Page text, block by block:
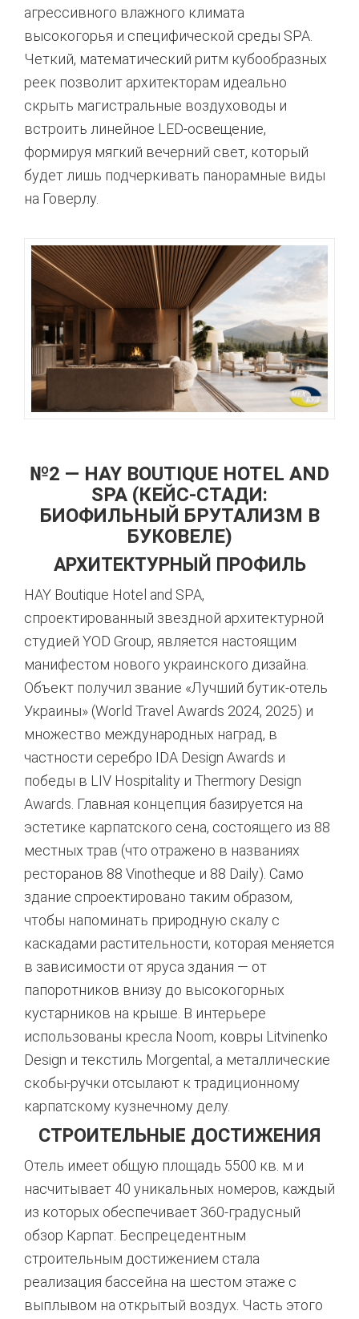
агрессивного влажного климата
высокогорья и специфической среды SPA.
Четкий, математический ритм кубообразных
реек позволит архитекторам идеально
скрыть магистральные воздуховоды и
встроить линейное LED-освещение,
формируя мягкий вечерний свет, который
будет лишь подчеркивать панорамные виды
на Говерлу.
№2 — HAY BOUTIQUE HOTEL AND
SPA (КЕЙС-СТАДИ:
БИОФИЛЬНЫЙ БРУТАЛИЗМ В
БУКОВЕЛЕ)
АРХИТЕКТУРНЫЙ ПРОФИЛЬ
HAY Boutique Hotel and SPA,
спроектированный звездной архитектурной
студией YOD Group, является настоящим
манифестом нового украинского дизайна.
Объект получил звание «Лучший бутик-отель
Украины» (World Travel Awards 2024, 2025) и
множество международных наград, в
частности серебро IDA Design Awards и
победы в LIV Hospitality и Thermory Design
Awards . Главная концепция базируется на
эстетике карпатского сена, состоящего из 88
местных трав (что отражено в названиях
ресторанов 88 Vinotheque и 88 Daily) . Само
здание спроектировано таким образом,
чтобы напоминать природную скалу с
каскадами растительности, которая меняется
в зависимости от яруса здания — от
папоротников внизу до высокогорных
кустарников на крыше . В интерьере
использованы кресла Noom, ковры Litvinenko
Design и текстиль Morgental, а металлические
скобы-ручки отсылают к традиционному
карпатскому кузнечному делу.
СТРОИТЕЛЬНЫЕ ДОСТИЖЕНИЯ
Отель имеет общую площадь 5500 кв. м и
насчитывает 40 уникальных номеров, каждый
из которых обеспечивает 360-градусный
обзор Карпат . Беспрецедентным
строительным достижением стала
реализация бассейна на шестом этаже с
выплывом на открытый воздух. Часть этого